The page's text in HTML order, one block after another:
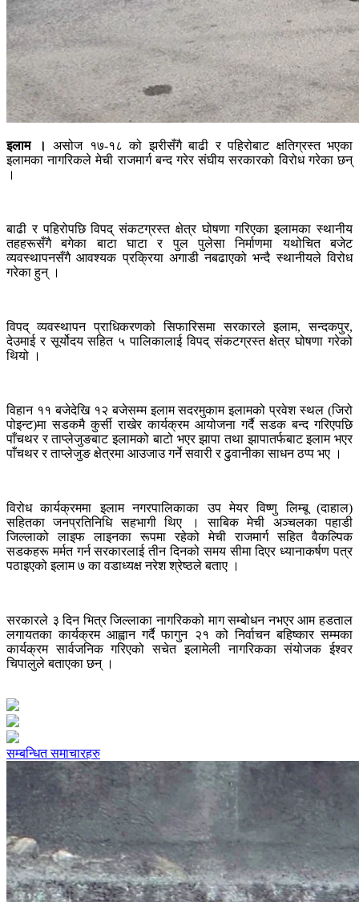
इलाम ।
असोज १७-१८ को झरीसँगै बाढी र पहिरोबाट क्षतिग्रस्त भएका
इलामका नागरिकले मेची राजमार्ग बन्द गरेर संघीय सरकारको विरोध गरेका छन्
।
बाढी र पहिरोपछि विपद् संकटग्रस्त क्षेत्र घोषणा गरिएका इलामका स्थानीय
तहहरूसँगै बगेका बाटा घाटा र पुल पुलेसा निर्माणमा यथोचित बजेट
व्यवस्थापनसँगै आवश्यक प्रक्रिया अगाडी नबढाएको भन्दै स्थानीयले विरोध
गरेका हुन् ।
विपद् व्यवस्थापन प्राधिकरणको सिफारिसमा सरकारले इलाम, सन्दकपुर,
देउमाई र सूर्योदय सहित ५ पालिकालाई विपद् संकटग्रस्त क्षेत्र घोषणा गरेको
थियो ।
विहान ११ बजेदेखि १२ बजेसम्म इलाम सदरमुकाम इलामको प्रवेश स्थल (जिरो
पोइन्ट)मा सडकमै कुर्सी राखेर कार्यक्रम आयोजना गर्दै सडक बन्द गरिएपछि
पाँचथर र ताप्लेजुङबाट इलामको बाटो भएर झापा तथा झापातर्फबाट इलाम भएर
पाँचथर र ताप्लेजुङ क्षेत्रमा आउजाउ गर्ने सवारी र ढुवानीका साधन ठप्प भए ।
विरोध कार्यक्रममा इलाम नगरपालिकाका उप मेयर विष्णु लिम्बू (दाहाल)
सहितका जनप्रतिनिधि सहभागी थिए । साबिक मेची अञ्चलका पहाडी
जिल्लाको लाइफ लाइनका रूपमा रहेको मेची राजमार्ग सहित वैकल्पिक
सडकहरू मर्मत गर्न सरकारलाई तीन दिनको समय सीमा दिएर ध्यानाकर्षण पत्र
पठाइएको इलाम ७ का वडाध्यक्ष नरेश श्रेष्ठले बताए ।
सरकारले ३ दिन भित्र जिल्लाका नागरिकको माग सम्बोधन नभएर आम हडताल
लगायतका कार्यक्रम आह्वान गर्दै फागुन २१ को निर्वाचन बहिष्कार सम्मका
कार्यक्रम सार्वजनिक गरिएको सचेत इलामेली नागरिकका संयोजक ईश्वर
चिपालुले बताएका छन् ।
सम्बन्धित समाचारहरु